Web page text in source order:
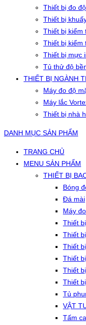
Thiết bị đo
Thiết bị
Thiết bị kiểm
Thiết bị kiểm
Thiết bị mực
Tủ thử độ
THIẾT BỊ NGÀNH
Máy đo độ
Máy lắc
Thiết bị nhà
DANH MỤC SẢN PHẨM
TRANG CHỦ
MENU SẢN PHẨM
THIẾT BỊ
Bóng
Đá mài
Máy
Thiết
Thiết
Thiết
Thiết
Thiết
Thiết
Tủ
VẬT
Tấm